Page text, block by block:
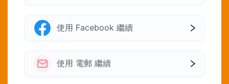
使用 Facebook 繼續
使用 電郵 繼續